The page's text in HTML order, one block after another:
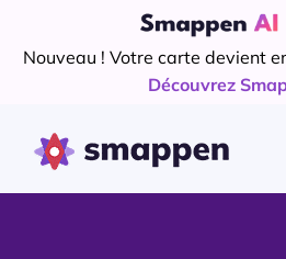
Nouveau ! Votre carte devient
Découvrez
contenu